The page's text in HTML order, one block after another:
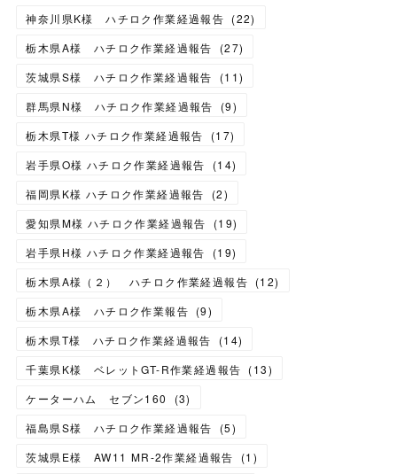
神奈川県K様 ハチロク作業経過報告 (22)
栃木県A様 ハチロク作業経過報告
(27)
茨城県S様 ハチロク作業経過報告
(11)
群馬県N様 ハチロク作業経過報告
(9)
栃木県T様 ハチロク作業経過報告
(17)
岩手県O様 ハチロク作業経過報告
(14)
福岡県K様 ハチロク作業経過報告
(2)
愛知県M様 ハチロク作業経過報告
(19)
岩手県H様 ハチロク作業経過報告
(19)
栃木県A様（２） ハチロク作業経過報告 (12)
栃木県A様 ハチロク作業報告 (9)
栃木県T様 ハチロク作業経過報告
(14)
千葉県K様 ベレットGT-R作業経過報告 (13)
ケーターハム セブン160
(3)
福島県S様 ハチロク作業経過報告
(5)
茨城県E様 AW11 MR-2作業経過報告
(1 )